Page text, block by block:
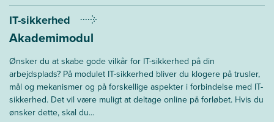
IT-sikkerhed
Akademimodul
Ønsker du at skabe gode vilkår for IT-sikkerhed på din
arbejdsplads? På modulet IT-sikkerhed bliver du klogere på trusler,
mål og mekanismer og på forskellige aspekter i forbindelse med IT-
sikkerhed. Det vil være muligt at deltage online på forløbet. Hvis du
ønsker dette, skal du...